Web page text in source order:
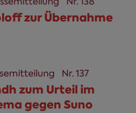
zur Übernahme
Nr. 137
zum Urteil im
gegen Suno